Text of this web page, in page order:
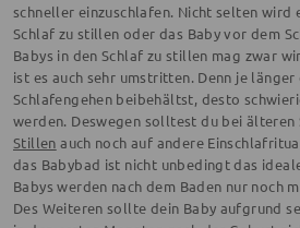
schneller einzuschlafen. Nicht selten wird
Schlaf zu stillen oder das Baby vor dem
Babys in den Schlaf zu stillen mag zwar
ist es auch sehr umstritten. Denn je
Schlafengehen beibehältst, desto
werden. Deswegen solltest du bei älteren
Stillen auch noch auf andere
das Babybad ist nicht unbedingt das
Babys werden nach dem Baden nur noch
Des Weiteren sollte dein Baby aufgrund